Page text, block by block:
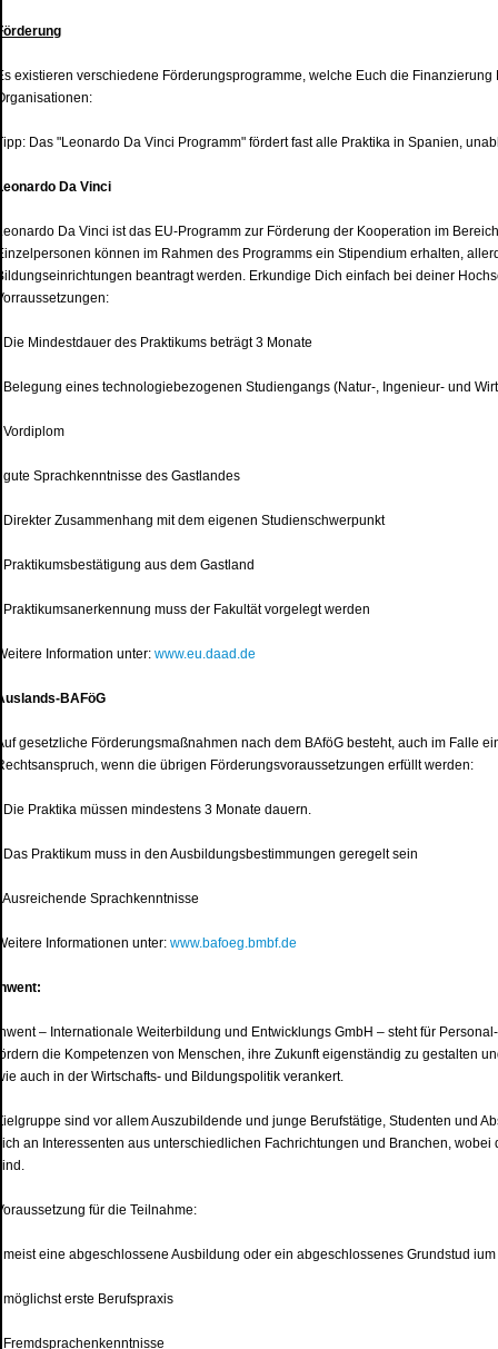
existieren verschiedene Förderungsprogramme, welche Euch die
Das "Leonardo Da Vinci Programm" fördert fast alle Praktika in Spanien,
Da Vinci
Da Vinci ist das EU-Programm zur Förderung der Kooperation im
können im Rahmen des Programms ein Stipendium erhalten,
beantragt werden. Erkundige Dich einfach bei deiner
Die Mindestdauer des Praktikums beträgt 3 Monate
Belegung eines technologiebezogenen Studiengangs (Natur-, Ingenieur- und
Vordiplom
gute Sprachkenntnisse des Gastlandes
Direkter Zusammenhang mit dem eigenen Studienschwerpunkt
Praktikumsbestätigung aus dem Gastland
Praktikumsanerkennung muss der Fakultät vorgelegt werden
Information unter:www.eu.daad.de
BAFöG
gesetzliche Förderungsmaßnahmen nach dem BAföG besteht, auch im Falle
wenn die übrigen Förderungsvoraussetzungen erfüllt werden:
Die Praktika müssen mindestens 3 Monate dauern.
Das Praktikum muss in den Ausbildungsbestimmungen geregelt sein
Ausreichende Sprachkenntnisse
Informationen unter:www.bafoeg.bmbf.de
– Internationale Weiterbildung und Entwicklungs GmbH – steht für
die Kompetenzen von Menschen, ihre Zukunft eigenständig zu gestalten
auch in der Wirtschafts- und Bildungspolitik verankert.
sind vor allem Auszubildende und junge Berufstätige, Studenten und
an Interessenten aus unterschiedlichen Fachrichtungen und Branchen,
für die Teilnahme:
meist eine abgeschlossene Ausbildung oder ein abgeschlossenes Grundstud ium
möglichst erste Berufspraxis
Fremdsprachenkenntnisse